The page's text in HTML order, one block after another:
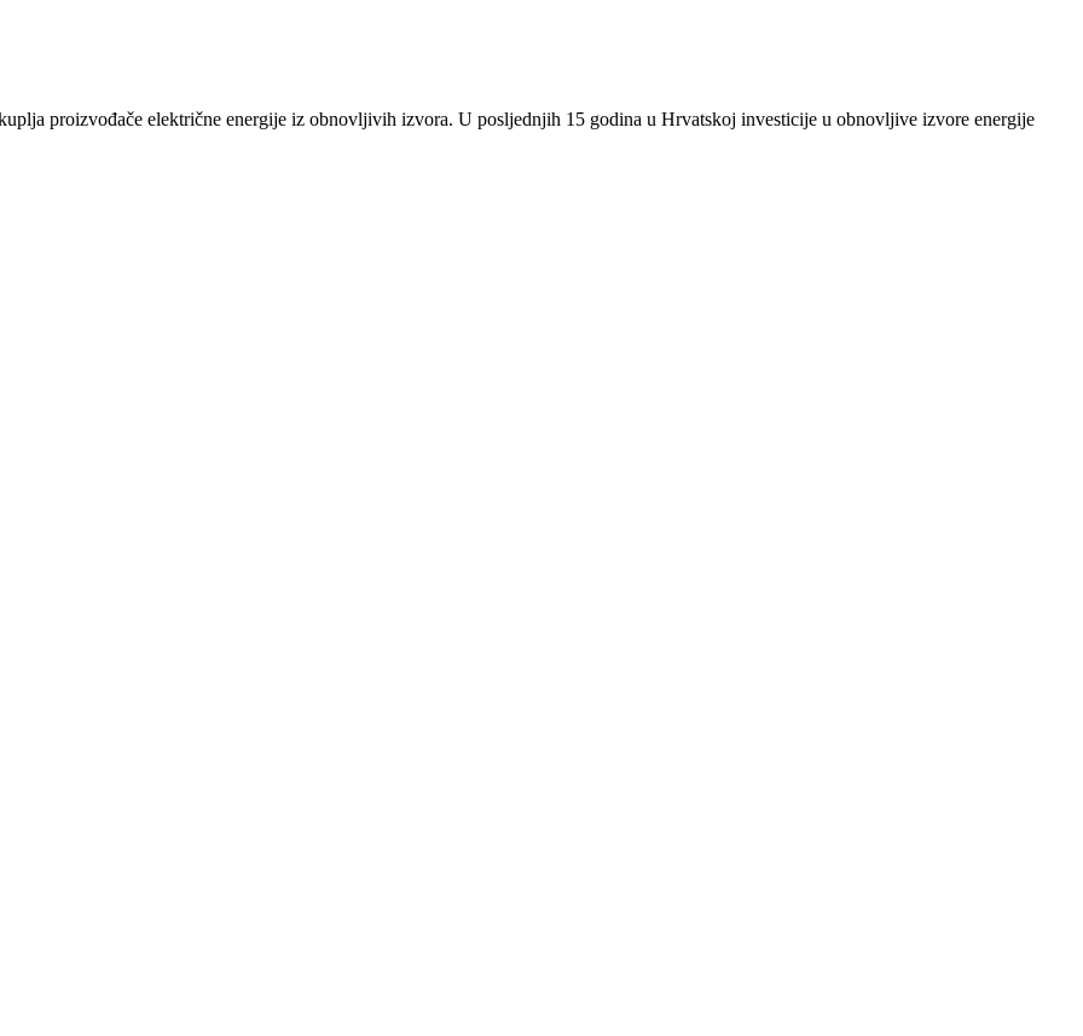
proizvođače električne energije iz obnovljivih izvora. U posljednjih 15 godina u Hrvatskoj investicije u obnovljive izvore energije